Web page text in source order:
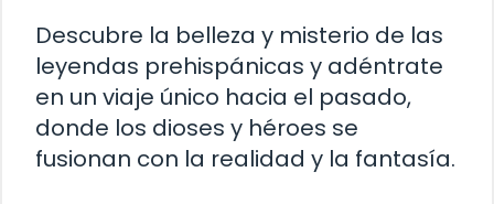
Descubre la belleza y misterio de las
leyendas prehispánicas y adéntrate
en un viaje único hacia el pasado,
donde los dioses y héroes se
fusionan con la realidad y la fantasía.